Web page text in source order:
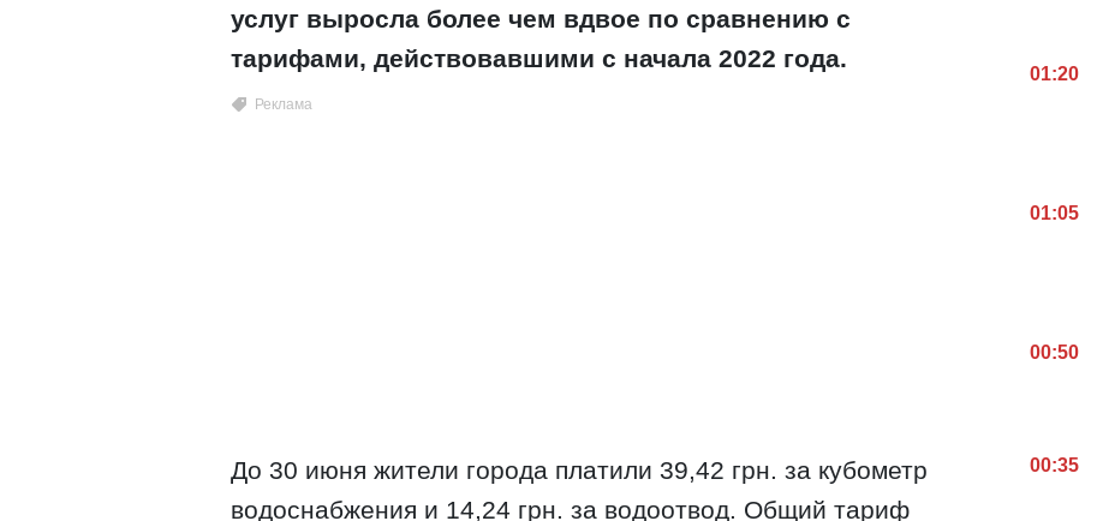
услуг выросла более чем вдвое по сравнению с
тарифами, действовавшими с начала 2022 года.
До 30 июня жители города платили 39,42 грн. за кубометр
водоснабжения и 14,24 грн. за водоотвод. Общий тариф
01:20
01:05
00:50
00:35